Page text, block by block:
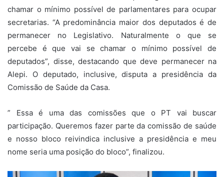
chamar o mínimo possível de parlamentares para ocupar
secretarias. “A predominância maior dos deputados é de
permanecer no Legislativo. Naturalmente o que se
percebe é que vai se chamar o mínimo possível de
deputados”, disse, destacando que deve permanecer na
Alepi. O deputado, inclusive, disputa a presidência da
Comissão de Saúde da Casa.
” Essa é uma das comissões que o PT vai buscar
participação. Queremos fazer parte da comissão de saúde
e nosso bloco reivindica inclusive a presidência e meu
nome seria uma posição do bloco”, finalizou.